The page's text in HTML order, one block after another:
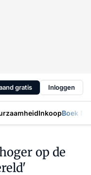
gratis Inloggen
InkoopBoek
op de